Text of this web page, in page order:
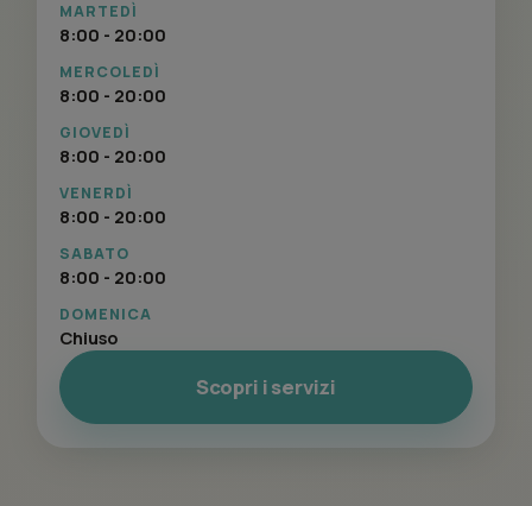
MARTEDÌ
8:00 - 20:00
MERCOLEDÌ
8:00 - 20:00
GIOVEDÌ
8:00 - 20:00
VENERDÌ
8:00 - 20:00
SABATO
8:00 - 20:00
DOMENICA
Chiuso
Scopri i servizi